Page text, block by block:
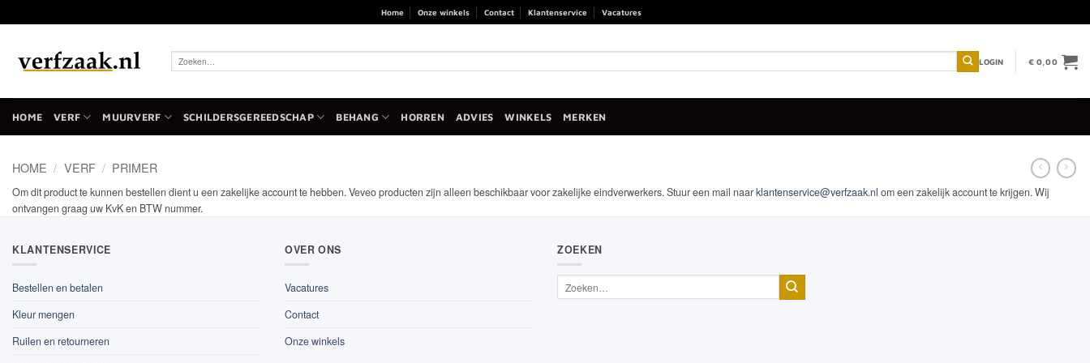
naar
Home Onze winkels Contact Klantenservice Vacatures
Zoeken
naar:
LOGIN €0,00
HOME VERF MUURVERF SCHILDERSGEREEDSCHAP BEHANG HORREN ADVIES WINKELS MERKEN
HOME / VERF / PRIMER
Om dit product te kunnen bestellen dient u een zakelijke account te hebben. Veveo producten zijn alleen beschikbaar voor zakelijke eindverwerkers. Stuur een mail naarklantenservice@verfzaak.nl om een zakelijk account te krijgen. Wij
ontvangen graag uw KvK en BTW nummer.
KLANTENSERVICE
Bestellen en betalen
Kleur mengen
Ruilen en retourneren
OVER ONS
Vacatures
Contact
Onze winkels
ZOEKEN